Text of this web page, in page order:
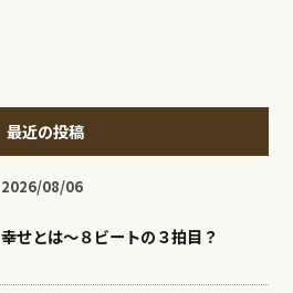
最近の投稿
2026/08/06
幸せとは〜８ビートの３拍目？